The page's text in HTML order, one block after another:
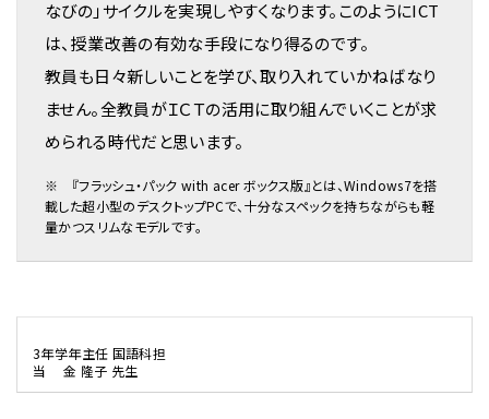
なびの」サイクルを実現しやすくなります。このようにICT
は、授業改善の有効な手段になり得るのです。
教員も日々新しいことを学び、取り入れていかねばなり
ません。全教員がＩＣＴの活用に取り組んでいくことが求
められる時代だと思います。
※ 『フラッシュ・パック with acer ボックス版』とは、Windows7を搭
載した超小型のデスクトップPCで、十分なスペックを持ちながらも軽
量かつスリムなモデルです。
3年学年主任 国語科担
当 金 隆子 先生